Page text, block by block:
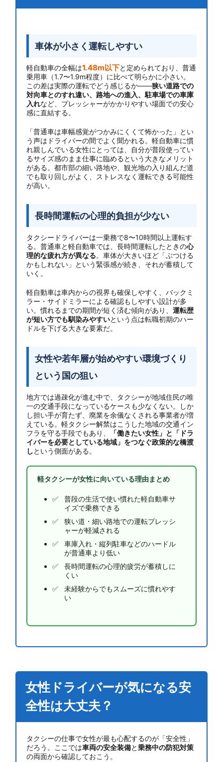
車体が小さく運転しやすい
軽自動車の全幅は1.48m以下と定められており、普通
乗用車（1.7〜1.9m程度）に比べて明らかに小さい。
この差は実際の運転でどう感じるか——狭い道路での
対向車とのすれ違い、路地への進入、駐車場での車庫
入れなど、プレッシャーがかかりやすい場面での安心
感に直結する。
「普通車は車幅感覚がつかみにくくて怖かった」とい
う声はドライバーの間でよく聞かれる。軽自動車に慣
れ親しんでいる女性にとっては、自分が普段使ってい
るサイズ感のまま仕事に臨めるという大きなメリット
がある。都市部の細い路地や、観光地の入り組んだ道
でも取り回しがよく、ストレスなく運転できる可能性
が高い。
長時間運転の心理的負担が少ない
タクシードライバーは一乗務で8〜10時間以上運転す
る。普通車と軽自動車では、長時間運転したときの心
理的な疲れ方が異なる。車体が大きいほど「ぶつける
かもしれない」という緊張感が続き、それが蓄積して
いく。
軽自動車は車内からの視界も確保しやすく、バックミ
ラー・サイドミラーによる確認もしやすい設計が多
い。慣れるまでの期間が短く済む傾向があり、 運転歴
が短い方でも馴染みやすいという点は転職初期のハー
ドルを下げる大きな要素だ。
女性や若年層が始めやすい環境づくり
という国の狙い
地方では過疎化が進む中で、タクシーが地域住民の唯
一の交通手段になっているケースも少なくない。しか
し担い手が育たず、廃業を余儀なくされる事業者が増
えている。軽タクシー解禁はこうした地域の交通イン
フラを守る手段でもあり、
「働きたい女性」と「ドラ
イバーを必要としている地域」をつなぐ政策的な橋渡
しという側面がある。
軽タクシーが女性に向いている理由まとめ
普段の生活で使い慣れた軽自動車サ
イズで乗務できる
狭い道・細い路地での運転プレッシ
ャーが軽減される
車庫入れ・縦列駐車などのハードル
が普通車より低い
長時間運転の心理的疲労が蓄積しに
くい
未経験からでもスムーズに慣れやす
い
女性ドライバーが気になる安
全性は大丈夫？
タクシーの仕事で女性が最も心配するのが「安全性」
だろう。ここでは車両の安全装備と乗務中の防犯対策
の両面から確認しておこう。